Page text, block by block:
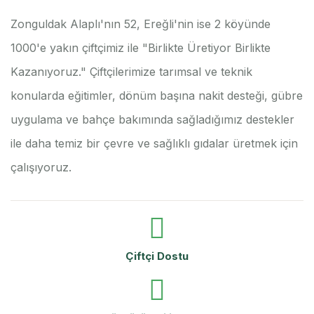
Zonguldak Alaplı'nın 52, Ereğli'nin ise 2 köyünde
1000'e yakın çiftçimiz ile "Birlikte Üretiyor Birlikte
Kazanıyoruz." Çiftçilerimize tarımsal ve teknik
konularda eğitimler, dönüm başına nakit desteği, gübre
uygulama ve bahçe bakımında sağladığımız destekler
ile daha temiz bir çevre ve sağlıklı gıdalar üretmek için
çalışıyoruz.
Çiftçi Dostu